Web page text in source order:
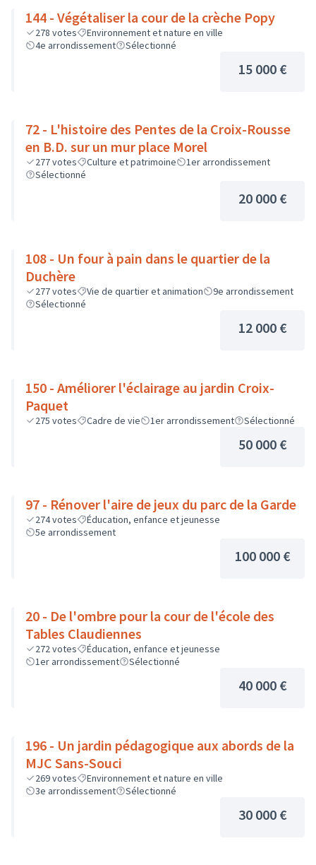
144 - Végétaliser la cour de la crèche Popy
278 votes
Environnement et nature en ville
4e arrondissement
Sélectionné
15 000 €
72 - L'histoire des Pentes de la Croix-Rousse
en B.D. sur un mur place Morel
277votes Culture et patrimoine
1er arrondissement
Sélectionné
20 000 €
108 - Un four à pain dans le quartier de la
Duchère
277votes Vie de quartier et animation
9e arrondissement
Sélectionné
12 000 €
150 - Améliorer l'éclairage au jardin Croix-
Paquet
275 votes Cadre de vie 1er arrondissement Sélectionné
50 000 €
97 - Rénover l'aire de jeux du parc de la Garde
274votes
Éducation, enfance et jeunesse
5e arrondissement
100 000 €
20 - De l'ombre pour la cour de l'école des
Tables Claudiennes
272votes
Éducation, enfance et jeunesse
1er arrondissement
Sélectionné
40 000 €
196 - Un jardin pédagogique aux abords de la
MJC Sans-Souci
269votes
Environnement et nature en ville
3e arrondissement
Sélectionné
30 000 €